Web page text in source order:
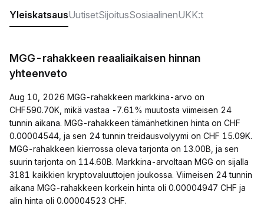
YleiskatsausUutisetSijoitusSosiaalinenUKK:t
MGG-rahakkeen reaaliaikaisen hinnan
yhteenveto
Aug 10, 2026 MGG-rahakkeen markkina-arvo on
CHF590.70K, mikä vastaa -7.61% muutosta viimeisen 24
tunnin aikana. MGG-rahakkeen tämänhetkinen hinta on CHF
0.00004544, ja sen 24 tunnin treidausvolyymi on CHF 15.09K.
MGG-rahakkeen kierrossa oleva tarjonta on 13.00B, ja sen
suurin tarjonta on 114.60B. Markkina-arvoltaan MGG on sijalla
3181 kaikkien kryptovaluuttojen joukossa. Viimeisen 24 tunnin
aikana MGG-rahakkeen korkein hinta oli 0.00004947 CHF ja
alin hinta oli 0.00004523 CHF.